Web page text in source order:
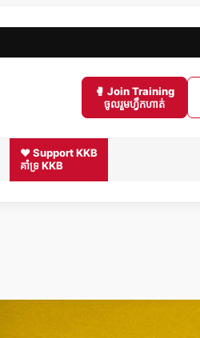
🥊 Join Training
ចូលរួមហ្វឹកហាត់
❤️ Support KKB
គាំទ្រ KKB